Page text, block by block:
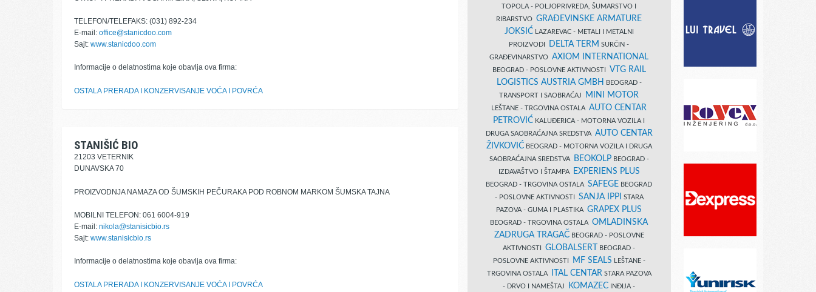
TELEFON/TELEFAKS: (031) 892-234
E-mail: office@stanicdoo.com
Sajt: www.stanicdoo.com
Informacije o delatnostima koje obavlja ova firma:
OSTALA PRERADA I KONZERVISANJE VOĆA I POVRĆA
STANIŠIĆ BIO
21203 VETERNIK
DUNAVSKA 70
PROIZVODNJA NAMAZA OD ŠUMSKIH PEČURAKA POD ROBNOM MARKOM ŠUMSKA TAJNA
MOBILNI TELEFON: 061 6004-919
E-mail: nikola@stanisicbio.rs
Sajt: www.stanisicbio.rs
Informacije o delatnostima koje obavlja ova firma:
OSTALA PRERADA I KONZERVISANJE VOĆA I POVRĆA
TOPOLA - POLJOPRIVREDA, ŠUMARSTVO I
RIBARSTVO GRAĐEVINSKE ARMATURE
JOKSIĆLAZAREVAC - METALI I METALNI
PROIZVODI
DELTA TERM SURČIN -
GRAĐEVINARSTVO AXIOM INTERNATIONAL
BEOGRAD - POSLOVNE AKTIVNOSTI VTG RAIL
LOGISTICS AUSTRIA GMBH
BEOGRAD -
TRANSPORT I SAOBRAĆAJ
MINI MOTOR
LEŠTANE - TRGOVINA OSTALA AUTO CENTAR
PETROVIĆ KALUĐERICA - MOTORNA VOZILA I
DRUGA SAOBRAĆAJNA SREDSTVA AUTO CENTAR
ŽIVKOVIĆBEOGRAD - MOTORNA VOZILA I DRUGA
SAOBRAĆAJNA SREDSTVA
BEOKOLPBEOGRAD -
IZDAVAŠTVO I ŠTAMPA
EXPERIENS PLUS
BEOGRAD - TRGOVINA OSTALA SAFEGE BEOGRAD
- POSLOVNE AKTIVNOSTI SANJA IPPI
STARA
PAZOVA - GUMA I PLASTIKA GRAPEX PLUS
BEOGRAD - TRGOVINA OSTALA OMLADINSKA
ZADRUGA TRAGAČBEOGRAD - POSLOVNE
AKTIVNOSTI GLOBALSERT
BEOGRAD -
POSLOVNE AKTIVNOSTI
MF SEALS LEŠTANE -
TRGOVINA OSTALA
ITAL CENTAR STARA PAZOVA
- DRVO I NAMEŠTAJ
KOMAZEC INĐIJA -